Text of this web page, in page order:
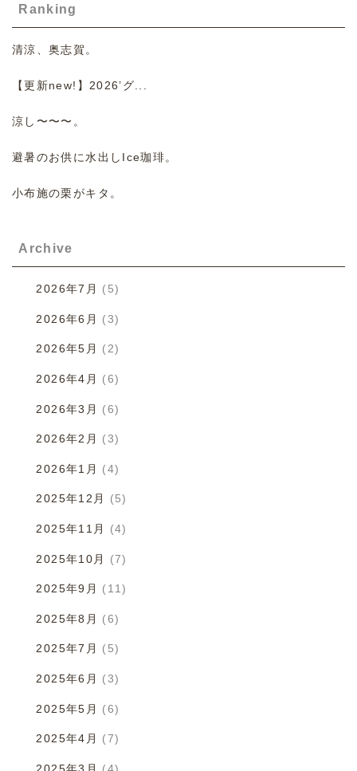
Ranking
清涼、奥志賀。
【更新new!】2026’グ...
涼し〜〜〜。
避暑のお供に水出しIce珈琲。
小布施の栗がキタ。
Archive
2026年7月 (5)
2026年6月 (3)
2026年5月 (2)
2026年4月 (6)
2026年3月 (6)
2026年2月 (3)
2026年1月 (4)
2025年12月 (5)
2025年11月 (4)
2025年10月 (7)
2025年9月 (11)
2025年8月 (6)
2025年7月 (5)
2025年6月 (3)
2025年5月 (6)
2025年4月 (7)